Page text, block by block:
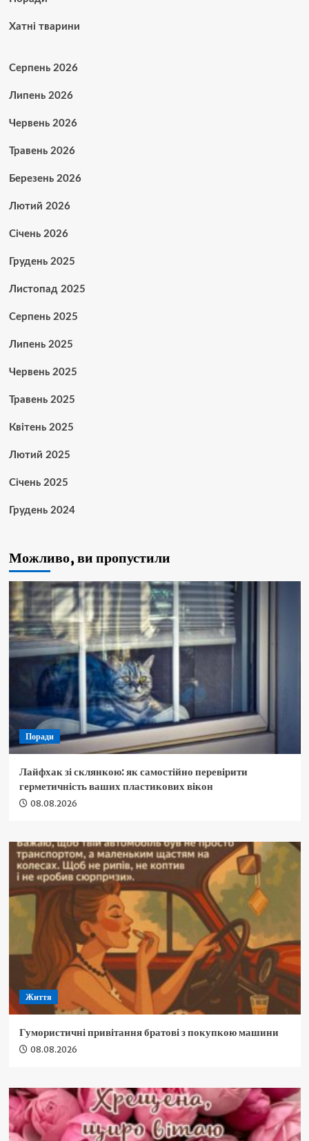
Хатні тварини
Серпень 2026
Липень 2026
Червень 2026
Травень 2026
Березень 2026
Лютий 2026
Січень 2026
Грудень 2025
Листопад 2025
Серпень 2025
Липень 2025
Червень 2025
Травень 2025
Квітень 2025
Лютий 2025
Січень 2025
Грудень 2024
Можливо, ви пропустили
Поради
Лайфхак зі склянкою: як самостійно перевірити
герметичність ваших пластикових вікон
08.08.2026
Життя
Гумористичні привітання братові з покупкою машини
08.08.2026